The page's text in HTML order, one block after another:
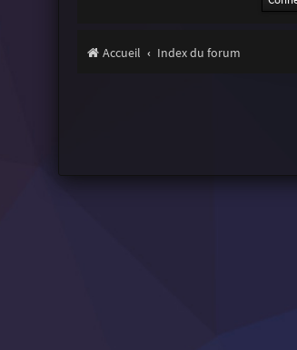
Accueil Index du forum